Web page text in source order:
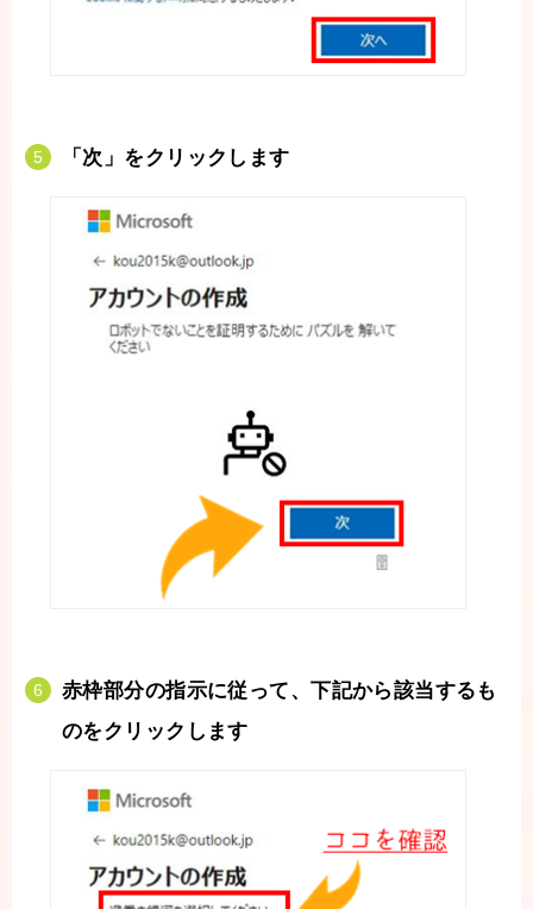
「次」をクリックします
赤枠部分の指示に従って、下記から該当するも
のをクリックします